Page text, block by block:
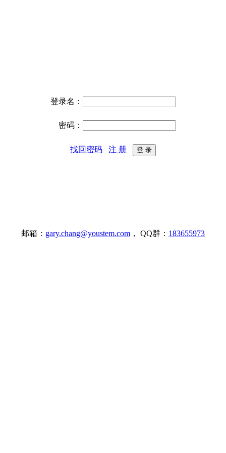
登录名：
密码：
找回密码 注 册
邮箱： gary.chang@youstem.com ， QQ群： 183655973